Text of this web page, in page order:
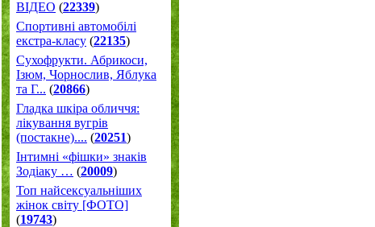
ВІДЕО (22339)
Спортивні автомобілі
екстра-класу (22135)
Cухофрукти. Абрикоси,
Ізюм, Чорнослив, Яблука
та Г... (20866)
Гладка шкіра обличчя:
лікування вугрів
(постакне).... (20251)
Інтимні «фішки» знаків
Зодіаку … (20009)
Топ найсексуальніших
жінок світу [ФОТО]
(19743)